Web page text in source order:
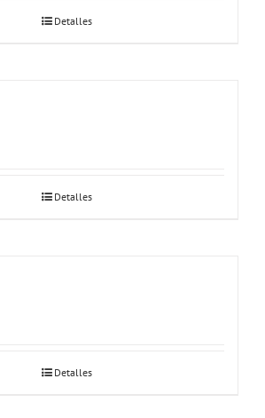
Detalles
Detalles
Detalles